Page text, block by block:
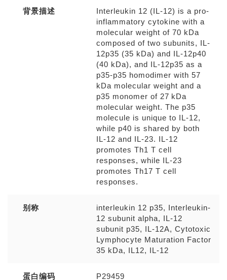
背景描述
Interleukin 12 (IL-12) is a pro-
inflammatory cytokine with a
molecular weight of 70 kDa
composed of two subunits, IL-
12p35 (35 kDa) and IL-12p40
(40 kDa), and IL-12p35 as a
p35-p35 homodimer with 57
kDa molecular weight and a
p35 monomer of 27 kDa
molecular weight. The p35
molecule is unique to IL-12,
while p40 is shared by both
IL-12 and IL-23. IL-12
promotes Th1 T cell
responses, while IL-23
promotes Th17 T cell
responses.
别称
interleukin 12 p35, Interleukin-
12 subunit alpha, IL-12
subunit p35, IL-12A, Cytotoxic
Lymphocyte Maturation Factor
35 kDa, IL12, IL-12
蛋白编码 P29459